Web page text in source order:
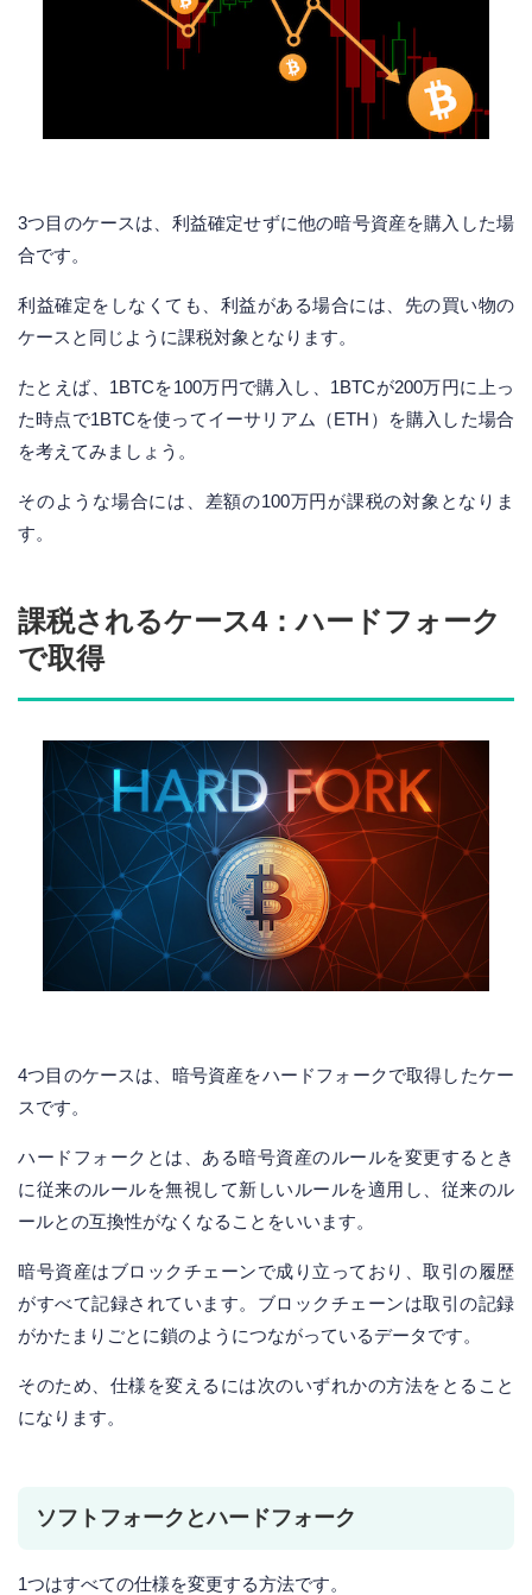
3つ目のケースは、利益確定せずに他の暗号資産を購入した場
合です。
利益確定をしなくても、利益がある場合には、先の買い物の
ケースと同じように課税対象となります。
たとえば、1BTCを100万円で購入し、1BTCが200万円に上っ
た時点で1BTCを使ってイーサリアム（ETH）を購入した場合
を考えてみましょう。
そのような場合には、差額の100万円が課税の対象となりま
す。
課税されるケース4：ハードフォーク
で取得
4つ目のケースは、暗号資産をハードフォークで取得したケー
スです。
ハードフォークとは、ある暗号資産のルールを変更するとき
に従来のルールを無視して新しいルールを適用し、従来のル
ールとの互換性がなくなることをいいます。
暗号資産はブロックチェーンで成り立っており、取引の履歴
がすべて記録されています。ブロックチェーンは取引の記録
がかたまりごとに鎖のようにつながっているデータです。
そのため、仕様を変えるには次のいずれかの方法をとること
になります。
ソフトフォークとハードフォーク
1つはすべての仕様を変更する方法です。